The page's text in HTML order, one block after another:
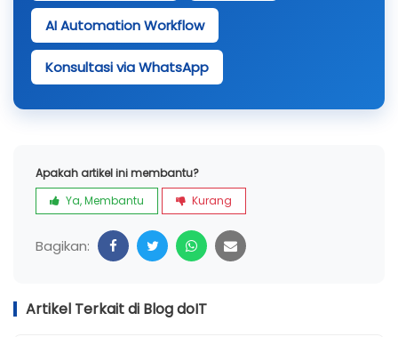
AI Automation Workflow
Konsultasi via WhatsApp
Apakah artikel ini membantu?
Ya, Membantu
Kurang
Bagikan:
Artikel Terkait di Blog doIT